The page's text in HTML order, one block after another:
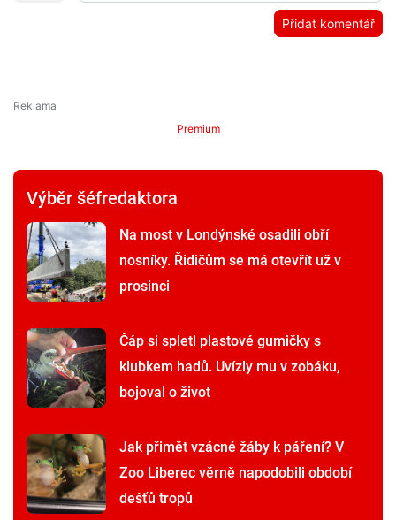
Přidat komentář
Premium
Výběr šéfredaktora
Na most v Londýnské osadili obří
nosníky. Řidičům se má otevřít už v
prosinci
Čáp si spletl plastové gumičky s
klubkem hadů. Uvízly mu v zobáku,
bojoval o život
Jak přimět vzácné žáby k páření? V
Zoo Liberec věrně napodobili období
dešťů tropů